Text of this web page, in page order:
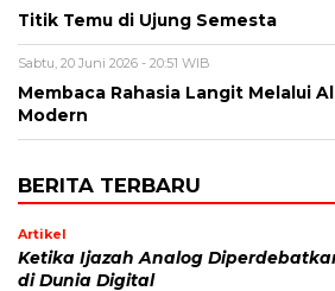
Titik Temu di Ujung Semesta
Sabtu, 20 Juni 2026 - 20:51 WIB
Membaca Rahasia Langit Melalui
Modern
BERITA TERBARU
Artikel
Ketika Ijazah Analog
di Dunia Digital